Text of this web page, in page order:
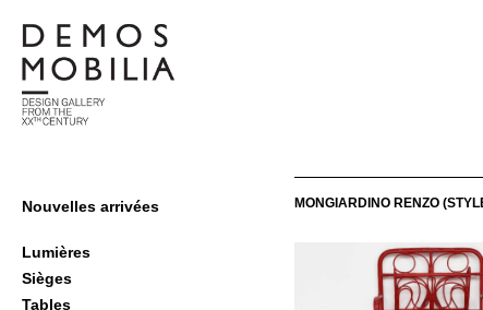
content
Primary
Menu
Nouvelles arrivées
Lumières
Sièges
Tables
MONGIARDINO RENZO